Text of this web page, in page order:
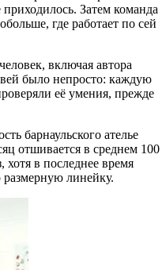
приходилось. Затем команда
где работает по сей
включая автора
было непросто: каждую
её умения, прежде
барнаульского ателье
отшивается в среднем 100
хотя в последнее время
размерную линейку.